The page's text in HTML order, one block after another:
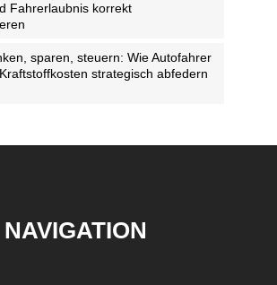
Fahrerlaubnis korrekt
sparen, steuern: Wie Autofahrer
strategisch abfedern
NAVIGATION